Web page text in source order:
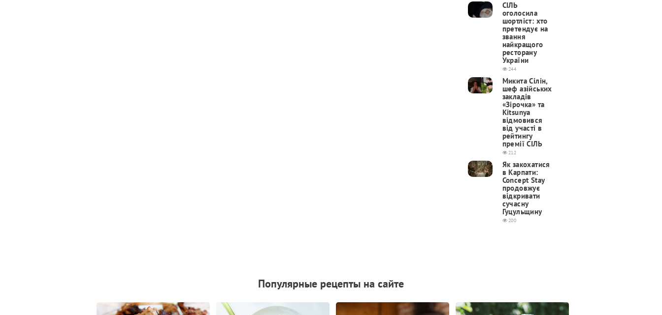
СІЛЬ
оголосила
шортліст: хто
претендує на
звання
найкращого
ресторану
України
244
Микита Сілін,
шеф азійських
закладів
«Зірочка» та
Kitsunya
відмовився
від участі в
рейтингу
премії СІЛЬ
212
Як закохатися
в Карпати:
Concept Stay
продовжує
відкривати
сучасну
Гуцульщину
200
Популярные рецепты на сайте